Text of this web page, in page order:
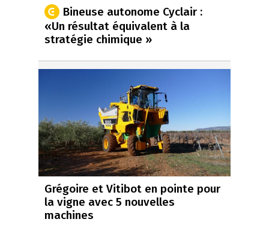
Bineuse autonome Cyclair :
«Un résultat équivalent à la
stratégie chimique »
Grégoire et Vitibot en pointe pour
la vigne avec 5 nouvelles
machines